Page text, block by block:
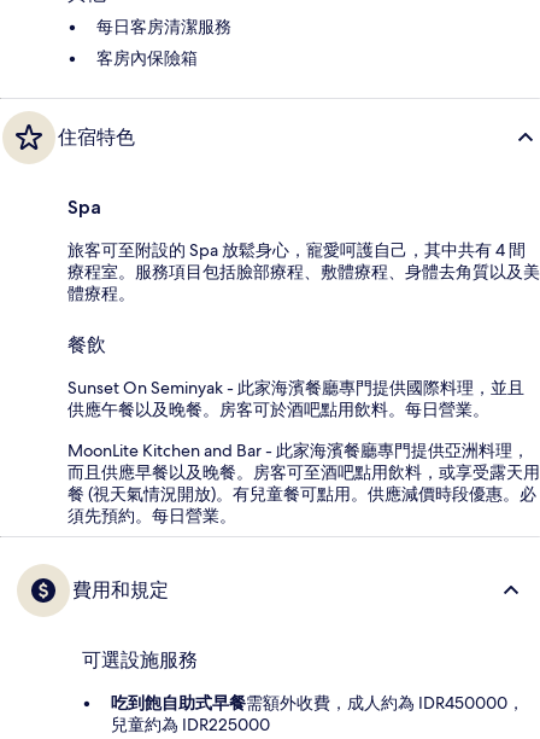
每日客房清潔服務
客房內保險箱
住宿特色
Spa
旅客可至附設的 Spa 放鬆身心，寵愛呵護自己，其中共有 4 間
療程室。服務項目包括臉部療程、敷體療程、身體去角質以及美
體療程。
餐飲
Sunset On Seminyak - 此家海濱餐廳專門提供國際料理，並且
供應午餐以及晚餐。房客可於酒吧點用飲料。每日營業。
MoonLite Kitchen and Bar - 此家海濱餐廳專門提供亞洲料理，
而且供應早餐以及晚餐。房客可至酒吧點用飲料，或享受露天用
餐 (視天氣情況開放)。有兒童餐可點用。供應減價時段優惠。必
須先預約。每日營業。
費用和規定
可選設施服務
吃到飽自助式早餐需額外收費，成人約為 IDR450000，
兒童約為 IDR225000